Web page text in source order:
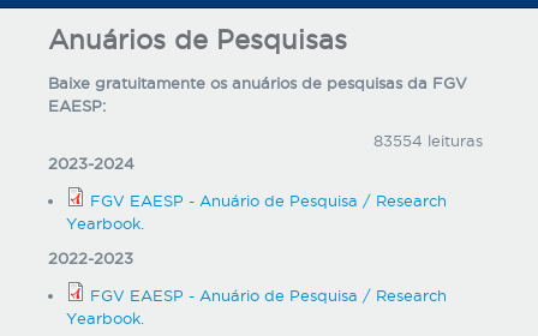
Anuários de Pesquisas
Baixe gratuitamente os anuários de pesquisas da FGV
EAESP:
83554 leituras
2023-2024
FGV EAESP - Anuário de Pesquisa / Research
Yearbook.
2022-2023
FGV EAESP - Anuário de Pesquisa / Research
Yearbook.